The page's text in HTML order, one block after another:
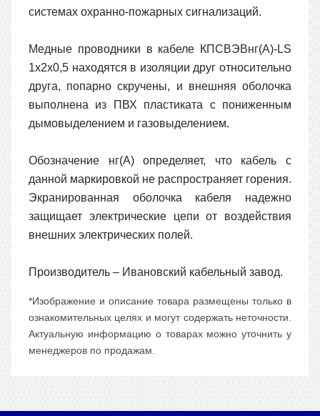
системах охранно-пожарных сигнализаций.
Медные проводники в кабеле КПСВЭВнг(А)-LS
1x2x0,5 находятся в изоляции друг относительно
друга, попарно скручены, и внешняя оболочка
выполнена из ПВХ пластиката с пониженным
дымовыделением и газовыделением.
Обозначение нг(А) определяет, что кабель с
данной маркировкой не распространяет горения.
Экранированная оболочка кабеля надежно
защищает электрические цепи от воздействия
внешних электрических полей.
Производитель – Ивановский кабельный завод.
*Изображение и описание товара размещены только в
ознакомительных целях и могут содержать неточности.
Актуальную информацию о товарах можно уточнить у
менеджеров по продажам.